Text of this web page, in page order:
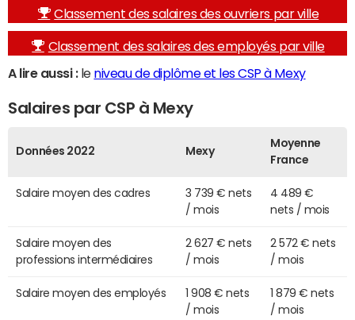
Classement des salaires des ouvriers par ville
Classement des salaires des employés par ville
A lire aussi :le niveau de diplôme et les CSP à Mexy
Salaires par CSP à Mexy
Données 2022 Mexy
Moyenne
France
Salaire moyen des cadres
3 739 € nets
/ mois
4 489 €
nets / mois
Salaire moyen des
professions intermédiaires
2 627 € nets
/ mois
2 572 € nets
/ mois
Salaire moyen des employés
1 908 € nets
/ mois
1 879 € nets
/ mois